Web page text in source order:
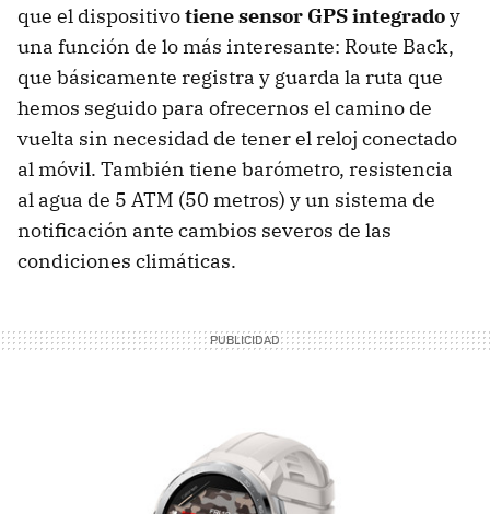
que el dispositivotiene sensor GPS integradoy
una función de lo más interesante: Route Back,
que básicamente registra y guarda la ruta que
hemos seguido para ofrecernos el camino de
vuelta sin necesidad de tener el reloj conectado
al móvil. También tiene barómetro, resistencia
al agua de 5 ATM (50 metros) y un sistema de
notificación ante cambios severos de las
condiciones climáticas.